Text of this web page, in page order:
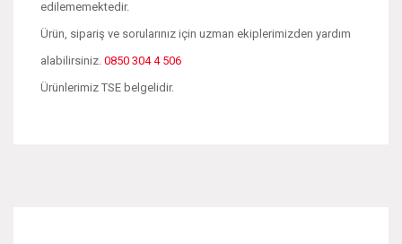
edilememektedir.
Ürün, sipariş ve sorularınız için uzman ekiplerimizden yardım
alabilirsiniz. 0850 304 4 506
Ürünlerimiz TSE belgelidir.